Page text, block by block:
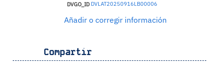
DVGO_ID DVLAT20250916LB00006
Añadir o corregir información
Compartir